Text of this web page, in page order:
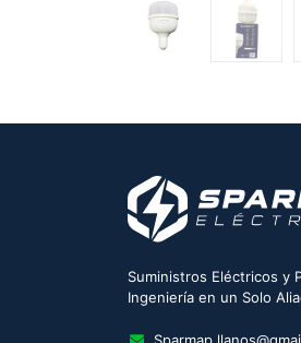
Suministros Eléctricos y
Ingeniería en un Solo